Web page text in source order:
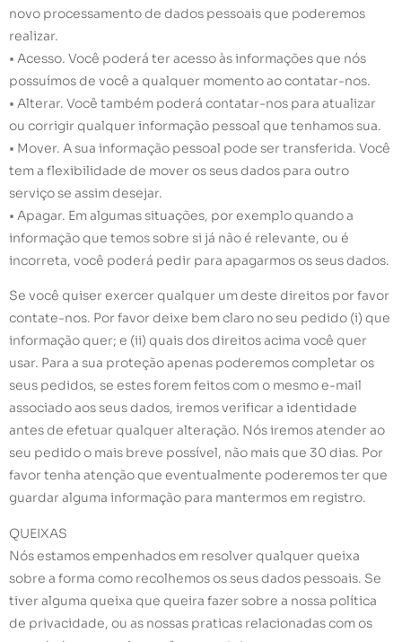
novo processamento de dados pessoais que poderemos
realizar.
• Acesso. Você poderá ter acesso às informações que nós
possuímos de você a qualquer momento ao contatar-nos.
• Alterar. Você também poderá contatar-nos para atualizar
ou corrigir qualquer informação pessoal que tenhamos sua.
• Mover. A sua informação pessoal pode ser transferida. Você
tem a flexibilidade de mover os seus dados para outro
serviço se assim desejar.
• Apagar. Em algumas situações, por exemplo quando a
informação que temos sobre si já não é relevante, ou é
incorreta, você poderá pedir para apagarmos os seus dados.
Se você quiser exercer qualquer um deste direitos por favor
contate-nos. Por favor deixe bem claro no seu pedido (i) que
informação quer; e (ii) quais dos direitos acima você quer
usar. Para a sua proteção apenas poderemos completar os
seus pedidos, se estes forem feitos com o mesmo e-mail
associado aos seus dados, iremos verificar a identidade
antes de efetuar qualquer alteração. Nós iremos atender ao
seu pedido o mais breve possível, não mais que 30 dias. Por
favor tenha atenção que eventualmente poderemos ter que
guardar alguma informação para mantermos em registro.
QUEIXAS
Nós estamos empenhados em resolver qualquer queixa
sobre a forma como recolhemos os seus dados pessoais. Se
tiver alguma queixa que queira fazer sobre a nossa política
de privacidade, ou as nossas praticas relacionadas com os